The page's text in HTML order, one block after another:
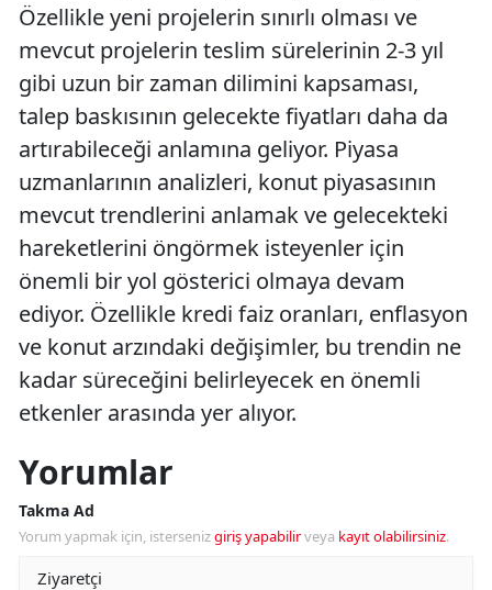
Özellikle yeni projelerin sınırlı olması ve
mevcut projelerin teslim sürelerinin 2-3 yıl
gibi uzun bir zaman dilimini kapsaması,
talep baskısının gelecekte fiyatları daha da
artırabileceği anlamına geliyor. Piyasa
uzmanlarının analizleri, konut piyasasının
mevcut trendlerini anlamak ve gelecekteki
hareketlerini öngörmek isteyenler için
önemli bir yol gösterici olmaya devam
ediyor. Özellikle kredi faiz oranları, enflasyon
ve konut arzındaki değişimler, bu trendin ne
kadar süreceğini belirleyecek en önemli
etkenler arasında yer alıyor.
Yorumlar
Takma Ad
Yorum yapmak için, istersenizgiriş yapabilirveya kayıt olabilirsiniz.